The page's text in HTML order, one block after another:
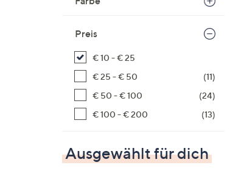
Preis
€ 10 - € 25
€ 25 - € 50
(11)
€ 50 - € 100
(24)
€ 100 - € 200
(13)
Ausgewählt für dich